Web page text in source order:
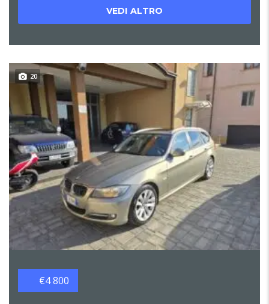
VEDI ALTRO
20
€4 800